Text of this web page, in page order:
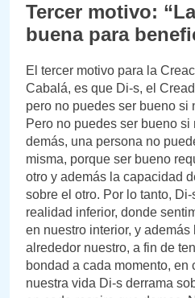
Tercer motivo:
buena para
El tercer motivo para la
Cabalá, es que Di-s, el
pero no puedes ser bueno si
Pero no puedes ser bueno
demás, una persona no
misma, porque ser bueno
otro y además la capacidad
sobre el otro. Por lo tanto,
realidad inferior, donde
en nuestro interior, y
alrededor nuestro, a fin de
bondad a cada momento, en
nuestra vida Di-s derrama